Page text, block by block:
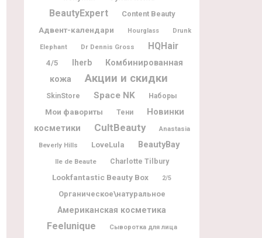
BeautyExpert Content Beauty
Адвент-календари Hourglass Drunk
Elephant Dr Dennis Gross HQHair
4/5 Iherb
Комбинированная
кожа
Акции и скидки
SkinStore Space NK Наборы
Мои фавориты Тени
Новинки
косметики
CultBeauty Anastasia
Beverly Hills LoveLula BeautyBay
Ile de Beaute Charlotte Tilbury
Lookfantastic Beauty Box 2/5
Органическое\натуральное
Американская косметика
Feelunique Сыворотка для лица